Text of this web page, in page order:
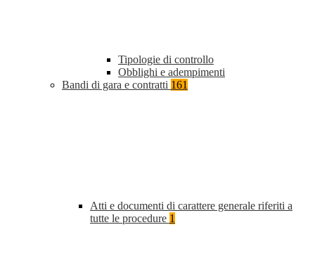
Tipologie di controllo
Obblighi e adempimenti
Bandi di gara e contratti 161
Atti e documenti di carattere generale riferiti a
tutte le procedure 1